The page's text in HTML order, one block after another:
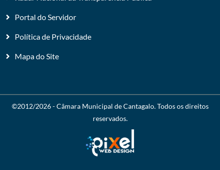
Portal do Servidor
Política de Privacidade
Mapa do Site
©2012/2026 -Câmara Municipal de Cantagalo. Todos os direitos
reservados.